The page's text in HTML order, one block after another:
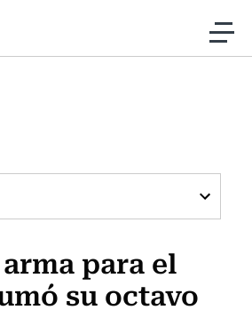
al contenido
y TV Usach
para el
su octavo